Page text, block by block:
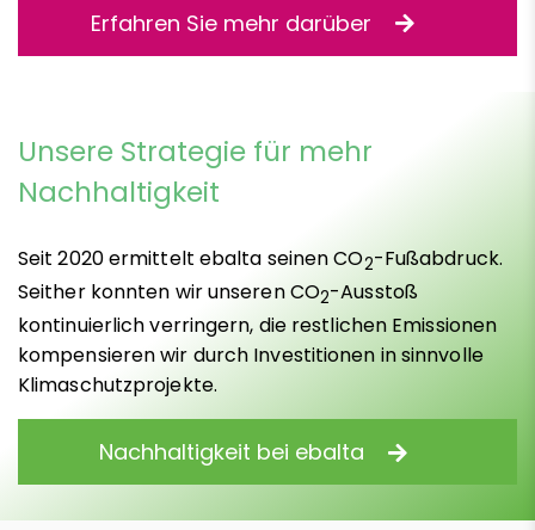
Erfahren Sie mehr darüber
Unsere Strategie für mehr
Nachhaltigkeit
Seit 2020 ermittelt ebalta seinen CO2-Fußabdruck.
Seither konnten wir unseren CO2-Ausstoß
kontinuierlich verringern, die restlichen Emissionen
kompensieren wir durch Investitionen in sinnvolle
Klimaschutzprojekte.
Nachhaltigkeit bei ebalta